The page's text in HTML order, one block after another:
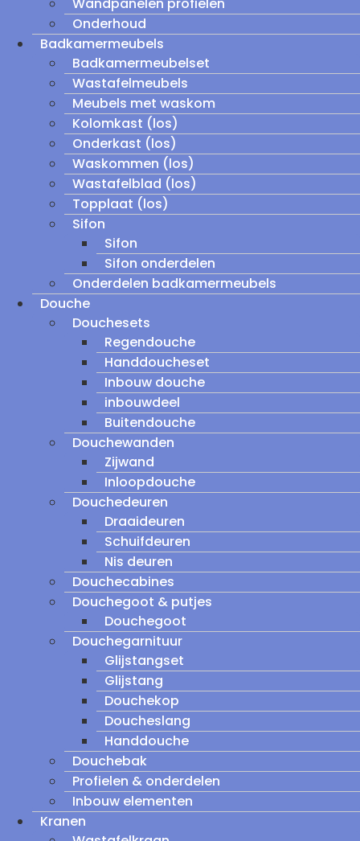
Onderhoud
Badkamermeubels
Badkamermeubelset
Wastafelmeubels
Meubels met waskom
Kolomkast (los)
Onderkast (los)
Waskommen (los)
Wastafelblad (los)
Topplaat (los)
Sifon
Sifon
Sifon onderdelen
Onderdelen badkamermeubels
Douche
Douchesets
Regendouche
Handdoucheset
Inbouw douche
inbouwdeel
Buitendouche
Douchewanden
Zijwand
Inloopdouche
Douchedeuren
Draaideuren
Schuifdeuren
Nis deuren
Douchecabines
Douchegoot & putjes
Douchegoot
Douchegarnituur
Glijstangset
Glijstang
Douchekop
Doucheslang
Handdouche
Douchebak
Profielen & onderdelen
Inbouw elementen
Kranen